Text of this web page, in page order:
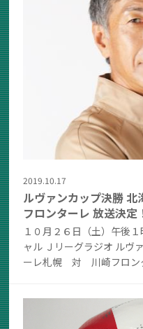
2019.10.17
ルヴァンカップ決勝
フロンターレ 放送決定
１０月２６日（土）午後
ャル Ｊリーグラジオ ルヴ
ーレ札幌 対 川崎フロン